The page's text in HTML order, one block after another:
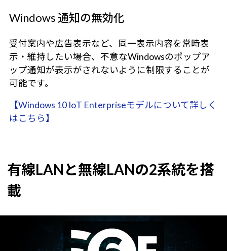
Windows 通知の無効化
受付案内や広告表示など、同一表示内容を常時表
示・維持したい場合、不意なWindowsのポップア
ップ通知が表示がされないように制限することが
可能です。
【Windows 10 IoT Enterpriseモデルについて詳しく
はこちら】
有線LANと無線LANの2系統を搭
載